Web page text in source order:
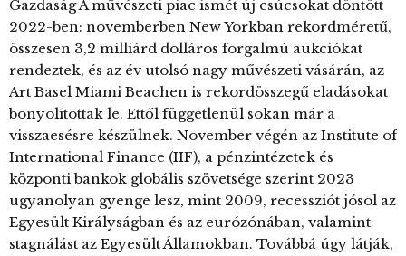
Gazdaság A művészeti piac ismét új csúcsokat döntött
2022-ben: novemberben New Yorkban rekordméretű,
összesen 3,2 milliárd dolláros forgalmú aukciókat
rendeztek, és az év utolsó nagy művészeti vásárán, az
Art Basel Miami Beachen is rekordösszegű eladásokat
bonyolítottak le. Ettől függetlenül sokan már a
visszaesésre készülnek. November végén az Institute of
International Finance (IIF), a pénzintézetek és
központi bankok globális szövetsége szerint 2023
ugyanolyan gyenge lesz, mint 2009, recessziót jósol az
Egyesült Királyságban és az eurózónában, valamint
stagnálást az Egyesült Államokban. Továbbá úgy látják,